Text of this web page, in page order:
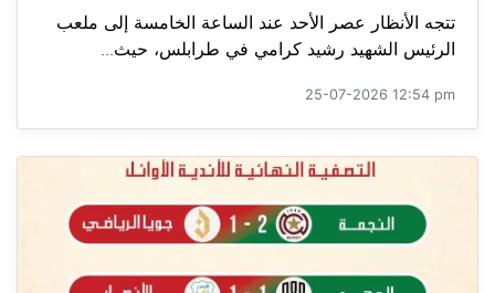
تتجه الأنظار عصر الأحد عند الساعة الخامسة إلى ملعب
الرئيس الشهيد رشيد كرامي في طرابلس، حيث...
25-07-2026 12:54 pm